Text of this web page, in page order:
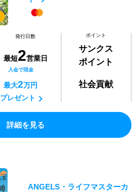
発行日数
最短2営業日
ポイント
サンクス
ポイント
入会で現金
最大2万円
プレゼント
社会貢献
詳細を見る
ANGELS・ライフマスターカ